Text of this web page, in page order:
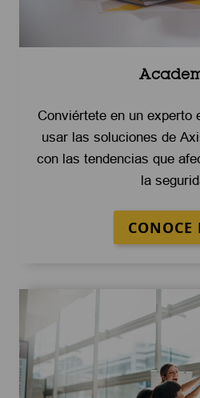
Conviértete en un experto
usar las soluciones de
con las tendencias que
la
CONOCE